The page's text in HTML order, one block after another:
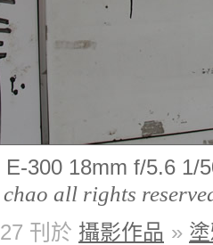
E-300 18mm f/5.6 1/
all rights
刊於 攝影作品 »